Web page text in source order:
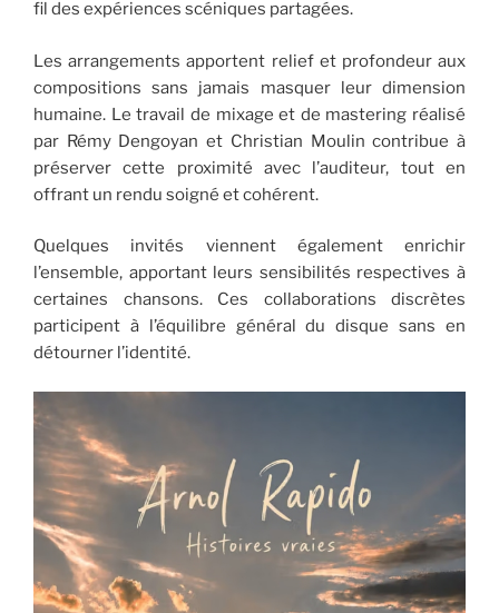
fil des expériences scéniques partagées.
Les arrangements apportent relief et profondeur aux
compositions sans jamais masquer leur dimension
humaine. Le travail de mixage et de mastering réalisé
par Rémy Dengoyan et Christian Moulin contribue à
préserver cette proximité avec l’auditeur, tout en
offrant un rendu soigné et cohérent.
Quelques invités viennent également enrichir
l’ensemble, apportant leurs sensibilités respectives à
certaines chansons. Ces collaborations discrètes
participent à l’équilibre général du disque sans en
détourner l’identité.